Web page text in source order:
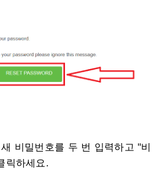
비밀번호를 두 번 입력하고 "비
릭하세요.